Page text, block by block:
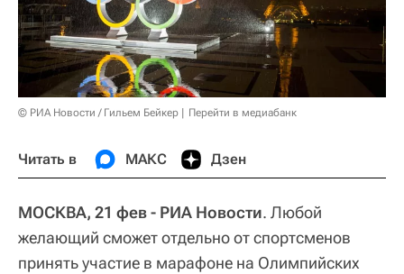
© РИА Новости / Гильем Бейкер Перейти в медиабанк
Читать в МАКС Дзен
МОСКВА, 21 фев - РИА Новости. Любой
желающий сможет отдельно от спортсменов
принять участие в марафоне на Олимпийских